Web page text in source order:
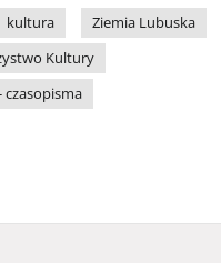
kultura
Ziemia Lubuska
Kultury
czasopisma